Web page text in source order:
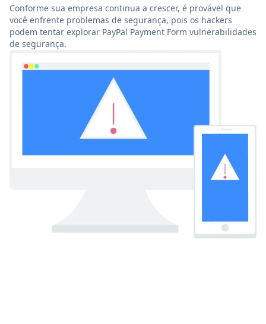
Conforme sua empresa continua a crescer, é provável que
você enfrente problemas de segurança, pois os hackers
podem tentar explorar PayPal Payment Form vulnerabilidades
de segurança.